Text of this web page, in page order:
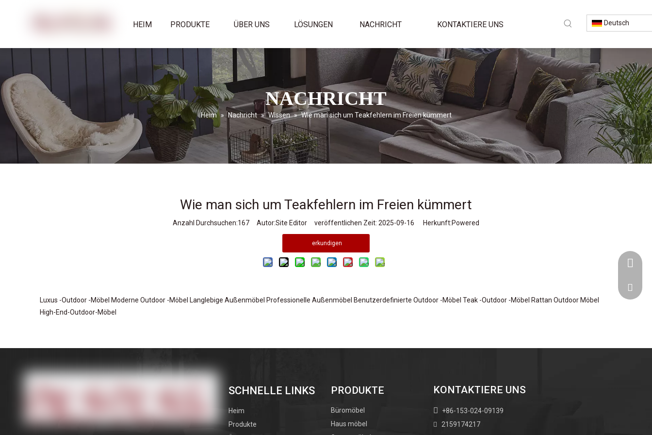
HEIM PRODUKTE ÜBER UNS LÖSUNGEN NACHRICHT KONTAKTIERE UNS Deutsch
NACHRICHT
Heim » Nachricht » Wissen » Wie man sich um Teakfehlern im Freien kümmert
Wie man sich um Teakfehlern im Freien kümmert
Anzahl Durchsuchen:167 Autor:Site Editor veröffentlichen Zeit: 2025-09-16 Herkunft:Powered
erkundigen
Luxus -Outdoor -Möbel Moderne Outdoor -Möbel Langlebige Außenmöbel Professionelle Außenmöbel Benutzerdefinierte Outdoor -Möbel Teak -Outdoor -Möbel Rattan Outdoor Möbel
High-End-Outdoor-Möbel
+86-
SCHNELLE LINKS
Heim
Produkte
PRODUKTE
Büromöbel
Haus möbel
KONTAKTIERE UNS
 +86-153-024-09139
 2159174217